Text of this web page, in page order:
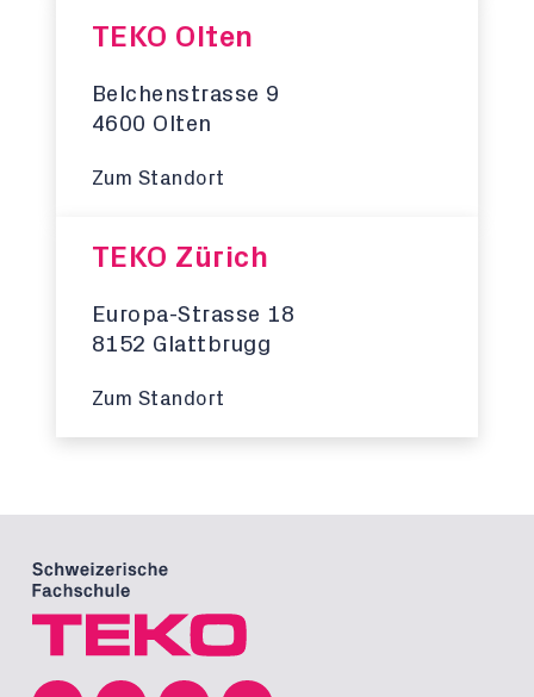
TEKO Olten
Belchenstrasse 9
4600 Olten
Zum Standort
TEKO Zürich
Europa-Strasse 18
8152 Glattbrugg
Zum Standort